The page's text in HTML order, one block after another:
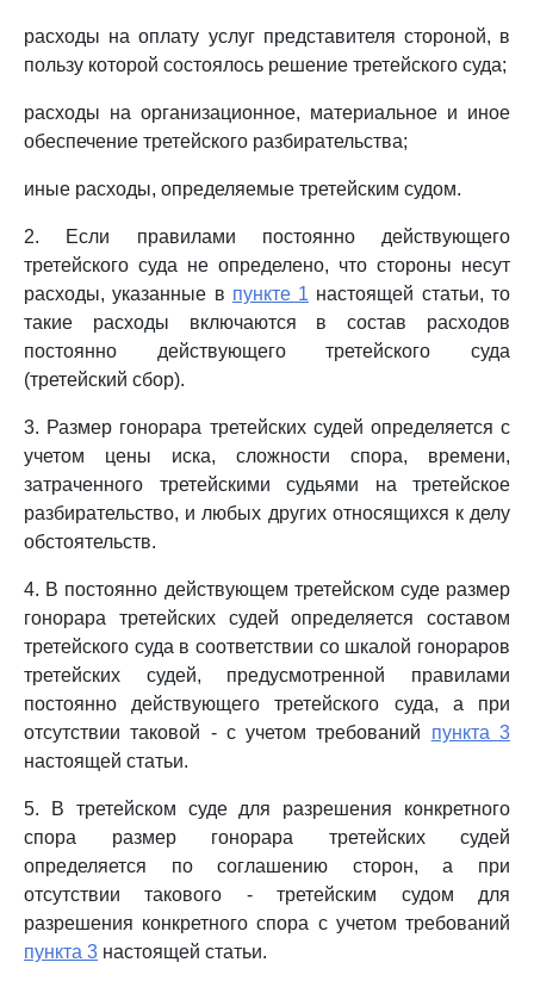
расходы на оплату услуг представителя стороной, в
пользу которой состоялось решение третейского суда;
расходы на организационное, материальное и иное
обеспечение третейского разбирательства;
иные расходы, определяемые третейским судом.
2. Если правилами постоянно действующего
третейского суда не определено, что стороны несут
расходы, указанные в пункте 1 настоящей статьи, то
такие расходы включаются в состав расходов
постоянно действующего третейского суда
(третейский сбор).
3. Размер гонорара третейских судей определяется с
учетом цены иска, сложности спора, времени,
затраченного третейскими судьями на третейское
разбирательство, и любых других относящихся к делу
обстоятельств.
4. В постоянно действующем третейском суде размер
гонорара третейских судей определяется составом
третейского суда в соответствии со шкалой гонораров
третейских судей, предусмотренной правилами
постоянно действующего третейского суда, а при
отсутствии таковой - с учетом требований пункта 3
настоящей статьи.
5. В третейском суде для разрешения конкретного
спора размер гонорара третейских судей
определяется по соглашению сторон, а при
отсутствии такового - третейским судом для
разрешения конкретного спора с учетом требований
пункта 3 настоящей статьи.